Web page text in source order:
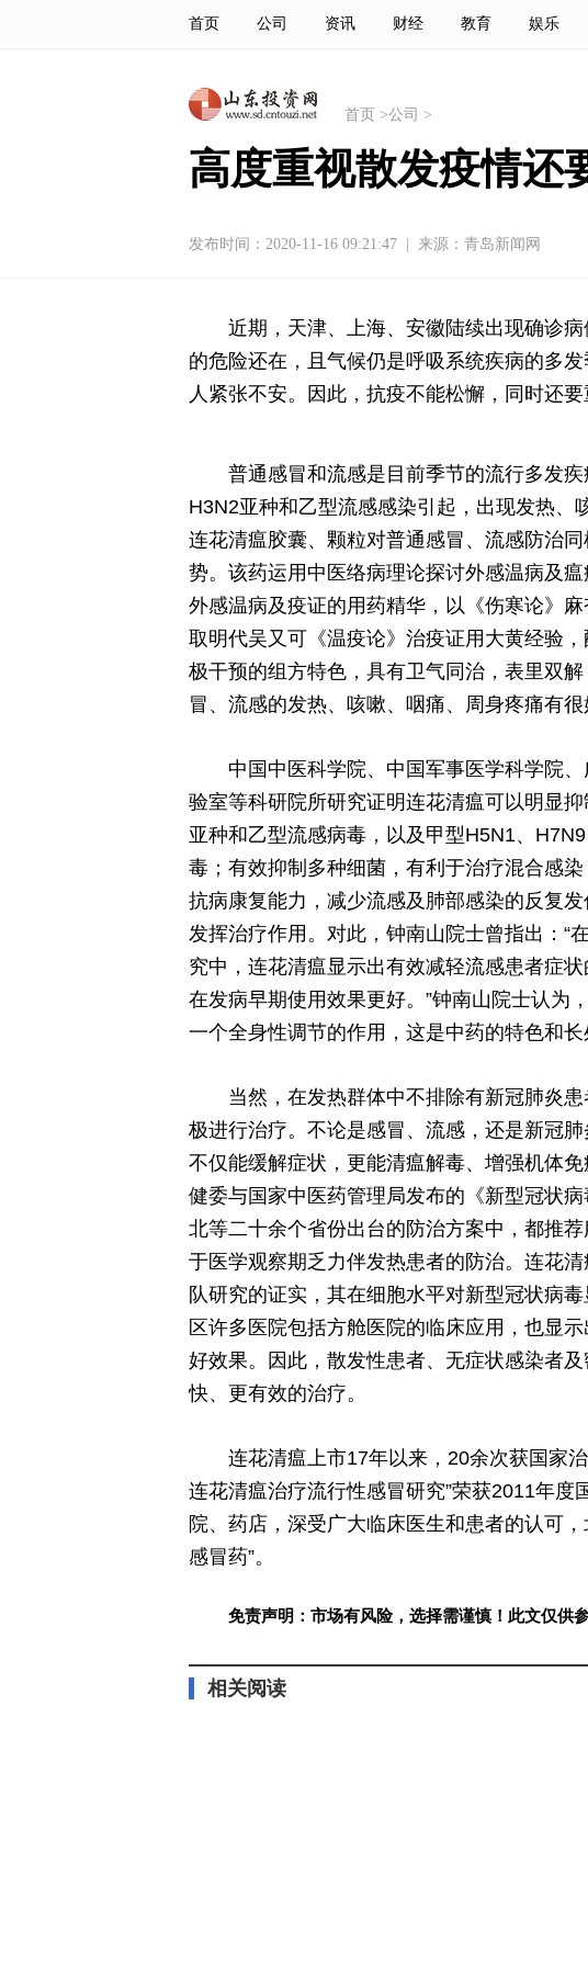
首页 公司 资讯 财经 教育 娱乐
首页 >公司 >
高度重视散发疫情还
发布时间：2020-11-16 09:21:47 来源：青岛新闻网
近期，天津、上海、安徽陆续出现确诊
的危险还在，且气候仍是呼吸系统疾病的多
人紧张不安。因此，抗疫不能松懈，同时还要
普通感冒和流感是目前季节的流行多发
H3N2亚种和乙型流感感染引起，出现发热
连花清瘟胶囊、颗粒对普通感冒、流感防治
势。该药运用中医络病理论探讨外感温病及
外感温病及疫证的用药精华，以《伤寒论》
取明代吴又可《温疫论》治疫证用大黄经验
极干预的组方特色，具有卫气同治，表里双
冒、流感的发热、咳嗽、咽痛、周身疼痛有很
中国中医科学院、中国军事医学科学院
验室等科研院所研究证明连花清瘟可以明显
亚种和乙型流感病毒，以及甲型H5N1、
毒；有效抑制多种细菌，有利于治疗混合感
抗病康复能力，减少流感及肺部感染的反复
发挥治疗作用。对此，钟南山院士曾指出：“
究中，连花清瘟显示出有效减轻流感患者症
在发病早期使用效果更好。”钟南山院士认为
一个全身性调节的作用，这是中药的特色和长
当然，在发热群体中不排除有新冠肺炎
极进行治疗。不论是感冒、流感，还是新冠
不仅能缓解症状，更能清瘟解毒、增强机体
健委与国家中医药管理局发布的《新型冠状
北等二十余个省份出台的防治方案中，都推
于医学观察期乏力伴发热患者的防治。连花
队研究的证实，其在细胞水平对新型冠状病
区许多医院包括方舱医院的临床应用，也显
好效果。因此，散发性患者、无症状感染者
快、更有效的治疗。
连花清瘟上市17年以来，20余次获国家
连花清瘟治疗流行性感冒研究”荣获2011年
院、药店，深受广大临床医生和患者的认可
感冒药”。
免责声明：市场有风险，选择需谨慎！此文仅供
相关阅读